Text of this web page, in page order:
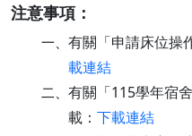
注意事項：
一、 有關「申請床位操
載連結
二、 有關「115學年宿
載： 下載連結